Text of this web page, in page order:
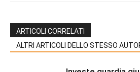
ARTICOLI CORRELATI
ALTRI ARTICOLI DELLO STESSO